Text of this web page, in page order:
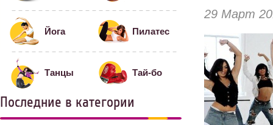
Йога Пилатес
Танцы Тай-бо
Последние в категории
29 Март